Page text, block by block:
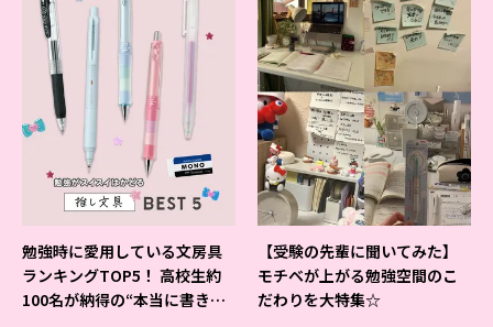
勉強時に愛用している文房具
ランキングTOP5！ 高校生約
100名が納得の“本当に書きや
【受験の先輩に聞いてみた】
モチベが上がる勉強空間のこ
だわりを大特集☆